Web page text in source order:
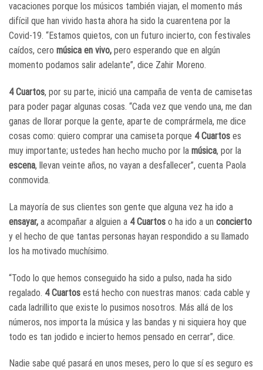
vacaciones porque los músicos también viajan, el momento más
difícil que han vivido hasta ahora ha sido la cuarentena por la
Covid-19. “Estamos quietos, con un futuro incierto, con festivales
caídos, cero música en vivo, pero esperando que en algún
momento podamos salir adelante”, dice Zahir Moreno.
4 Cuartos, por su parte, inició una campaña de venta de camisetas
para poder pagar algunas cosas. “Cada vez que vendo una, me dan
ganas de llorar porque la gente, aparte de comprármela, me dice
cosas como: quiero comprar una camiseta porque 4 Cuartos es
muy importante; ustedes han hecho mucho por la música, por la
escena, llevan veinte años, no vayan a desfallecer”, cuenta Paola
conmovida.
La mayoría de sus clientes son gente que alguna vez ha ido a
ensayar, a acompañar a alguien a 4 Cuartos o ha ido a un concierto
y el hecho de que tantas personas hayan respondido a su llamado
los ha motivado muchísimo.
“Todo lo que hemos conseguido ha sido a pulso, nada ha sido
regalado. 4 Cuartos está hecho con nuestras manos: cada cable y
cada ladrillito que existe lo pusimos nosotros. Más allá de los
números, nos importa la música y las bandas y ni siquiera hoy que
todo es tan jodido e incierto hemos pensado en cerrar”, dice.
Nadie sabe qué pasará en unos meses, pero lo que sí es seguro es